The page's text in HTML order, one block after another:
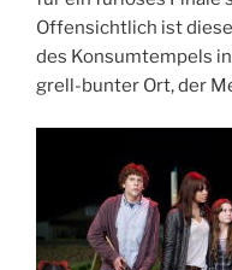
Offensichtlich ist
des Konsumtempels
grell-bunter Ort, der